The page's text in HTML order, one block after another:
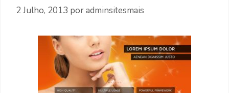
2 Julho, 2013 poradminsitesmais